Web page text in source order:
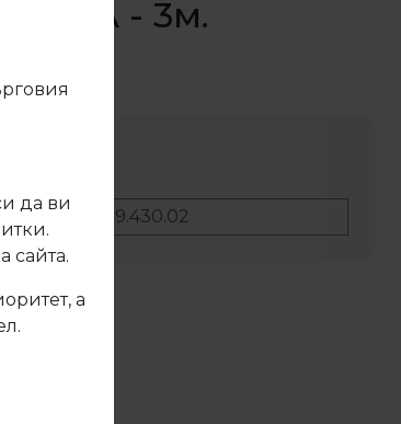
да ви
сайта.
а
ЧЕРНА - 3м.
19.430.02